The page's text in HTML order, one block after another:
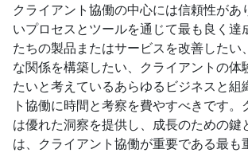
クライアント協働の中心には信頼性があ
いプロセスとツールを通じて最も良く達
たちの製品またはサービスを改善したい
な関係を構築したい、クライアントの体
たいと考えているあらゆるビジネスと組
ト協働に時間と考察を費やすべきです。
は優れた洞察を提供し、成長のための鍵
は、クライアント協働が重要である最も